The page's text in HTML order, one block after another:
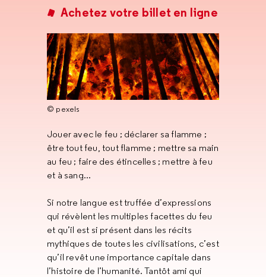
Achetez votre billet en ligne
© pexels
Jouer avec le feu ; déclarer sa flamme ;
être tout feu, tout flamme ; mettre sa main
au feu ; faire des étincelles ; mettre à feu
et à sang...
Si notre langue est truffée d’expressions
qui révèlent les multiples facettes du feu
et qu’il est si présent dans les récits
mythiques de toutes les civilisations, c’est
qu’il revêt une importance capitale dans
l’histoire de l’humanité. Tantôt ami qui